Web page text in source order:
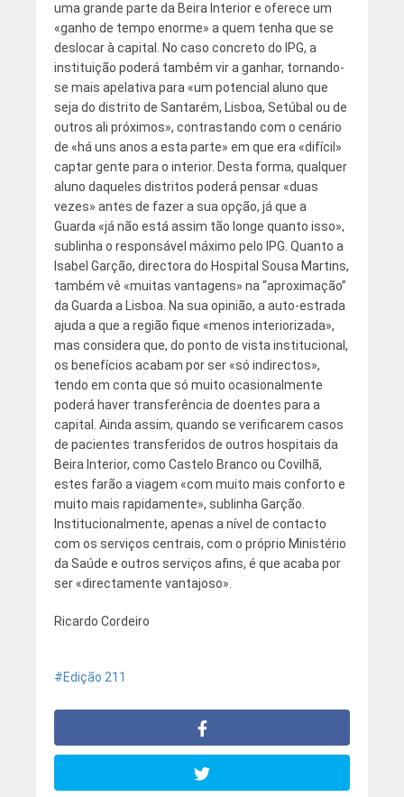
uma grande parte da Beira Interior e oferece um
«ganho de tempo enorme» a quem tenha que se
deslocar à capital. No caso concreto do IPG, a
instituição poderá também vir a ganhar, tornando-
se mais apelativa para «um potencial aluno que
seja do distrito de Santarém, Lisboa, Setúbal ou de
outros ali próximos», contrastando com o cenário
de «há uns anos a esta parte» em que era «difícil»
captar gente para o interior. Desta forma, qualquer
aluno daqueles distritos poderá pensar «duas
vezes» antes de fazer a sua opção, já que a
Guarda «já não está assim tão longe quanto isso»,
sublinha o responsável máximo pelo IPG. Quanto a
Isabel Garção, directora do Hospital Sousa Martins,
também vê «muitas vantagens» na “aproximação”
da Guarda a Lisboa. Na sua opinião, a auto-estrada
ajuda a que a região fique «menos interiorizada»,
mas considera que, do ponto de vista institucional,
os benefícios acabam por ser «só indirectos»,
tendo em conta que só muito ocasionalmente
poderá haver transferência de doentes para a
capital. Ainda assim, quando se verificarem casos
de pacientes transferidos de outros hospitais da
Beira Interior, como Castelo Branco ou Covilhã,
estes farão a viagem «com muito mais conforto e
muito mais rapidamente», sublinha Garção.
Institucionalmente, apenas a nível de contacto
com os serviços centrais, com o próprio Ministério
da Saúde e outros serviços afins, é que acaba por
ser «directamente vantajoso».
Ricardo Cordeiro
Edição 211